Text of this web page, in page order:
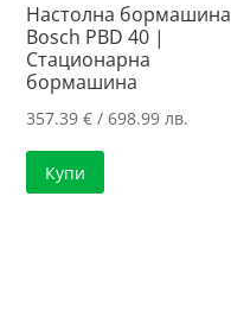
Настолна бормашина
Bosch PBD 40 |
Стационарна
бормашина
357.39€ / 698.99 лв.
Купи